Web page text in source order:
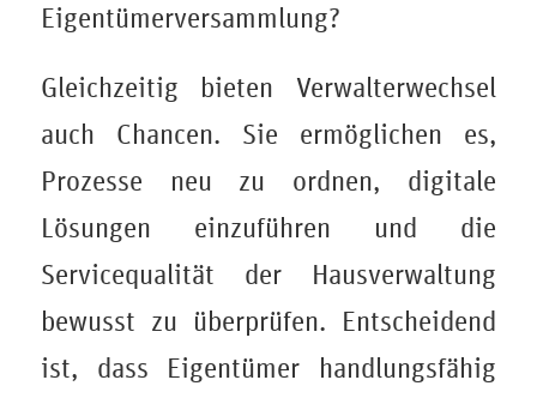
Eigentümerversammlung?
Gleichzeitig bieten Verwalterwechsel
auch Chancen. Sie ermöglichen es,
Prozesse neu zu ordnen, digitale
Lösungen einzuführen und die
Servicequalität der Hausverwaltung
bewusst zu überprüfen. Entscheidend
ist, dass Eigentümer handlungsfähig